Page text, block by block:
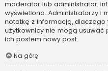
moderator lub administrator,
wyświetlona. Administratorzy i
notatkę z informacją, dlaczego
użytkownicy nie mogą usuwać
ich postem nowy post.
Na górę